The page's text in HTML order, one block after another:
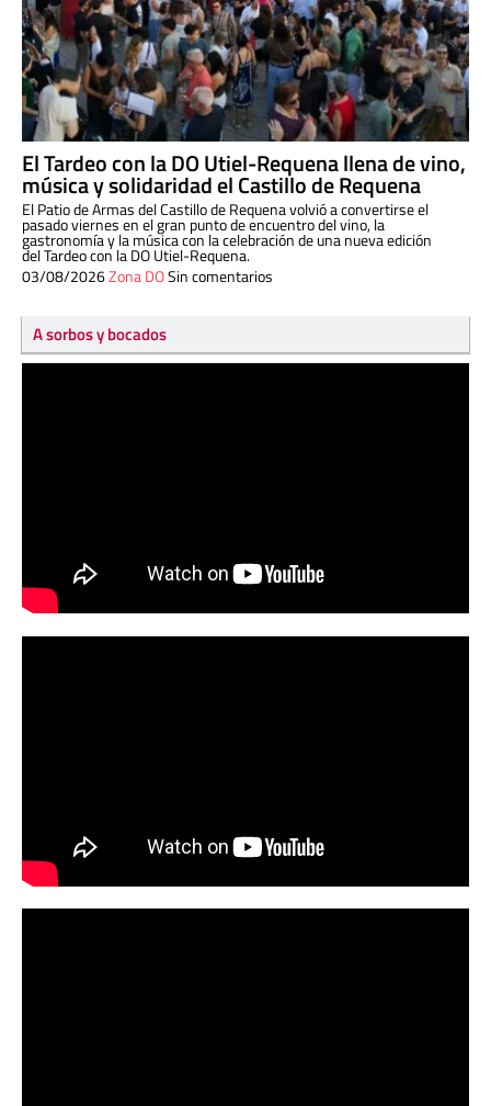
El Tardeo con la DO Utiel-Requena llena de vino,
música y solidaridad el Castillo de Requena
El Patio de Armas del Castillo de Requena volvió a convertirse el
pasado viernes en el gran punto de encuentro del vino, la
gastronomía y la música con la celebración de una nueva edición
del Tardeo con la DO Utiel-Requena.
03/08/2026Zona DOSin comentarios
A sorbos y bocados